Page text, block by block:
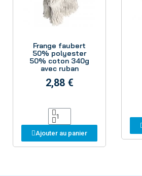
Frange faubert
50% polyester
50% coton 340g
avec ruban
2,88 €
Ajouter au panier